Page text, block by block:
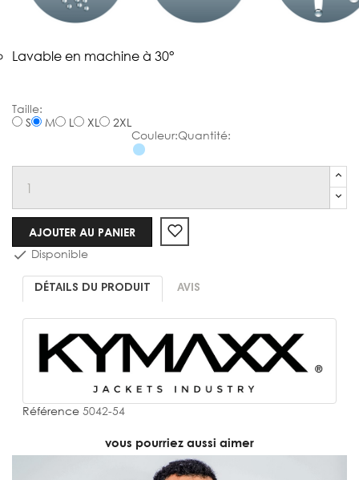
Lavable en machine à 30°
Doudoune
S M L XL 2XL
AJOUTER AU PANIER
 Disponible
DÉTAILS DU PRODUIT AVIS
Référence 5042-54
vous pourriez aussi aimer